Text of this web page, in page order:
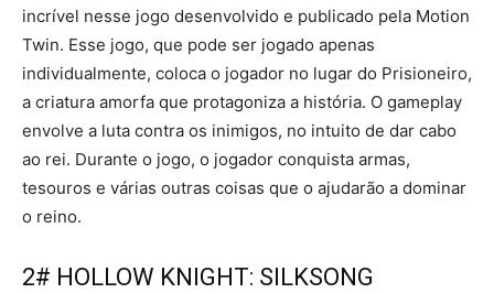
incrível nesse jogo desenvolvido e publicado pela Motion
Twin. Esse jogo, que pode ser jogado apenas
individualmente, coloca o jogador no lugar do Prisioneiro,
a criatura amorfa que protagoniza a história. O gameplay
envolve a luta contra os inimigos, no intuito de dar cabo
ao rei. Durante o jogo, o jogador conquista armas,
tesouros e várias outras coisas que o ajudarão a dominar
o reino.
2# HOLLOW KNIGHT: SILKSONG